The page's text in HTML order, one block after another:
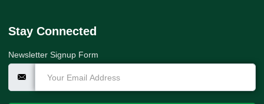
Stay Connected
Newsletter Signup Form